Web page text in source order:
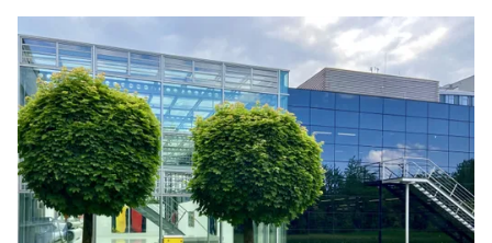
Encres / effaceurs d'encre
Pièces de rechange
Taille de plume
Étuis
Carnets
Cadeaux